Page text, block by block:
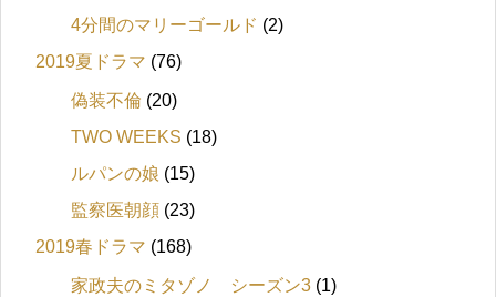
4分間のマリーゴールド (2)
2019夏ドラマ (76)
偽装不倫 (20)
TWO WEEKS (18)
ルパンの娘 (15)
監察医朝顔 (23)
2019春ドラマ (168)
家政夫のミタゾノ シーズン3 (1)